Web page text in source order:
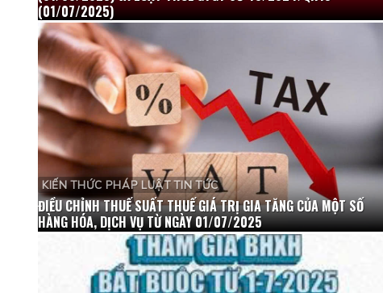
(01/07/2025)
KIẾN THỨC PHÁP LUẬT TIN TỨC
ĐIỀU CHỈNH THUẾ SUẤT THUẾ GIÁ TRỊ GIA TĂNG CỦA MỘT SỐ
HÀNG HÓA, DỊCH VỤ TỪ NGÀY 01/07/2025